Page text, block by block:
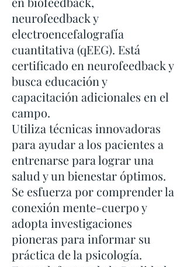
neurofeedback y
electroencefalografía
cuantitativa (qEEG). Está
certificado en neurofeedback y
busca educación y
capacitación adicionales en el
campo.
Utiliza técnicas innovadoras
para ayudar a los pacientes a
entrenarse para lograr una
salud y un bienestar óptimos.
Se esfuerza por comprender la
conexión mente-cuerpo y
adopta investigaciones
pioneras para informar su
práctica de la psicología.